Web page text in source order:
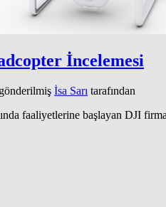
İncelemesi
İsa Sarı tarafından
faaliyetlerine başlayan DJI